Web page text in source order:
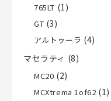
765LT (1)
GT (3)
アルトゥーラ (4)
マセラティ (8)
MC20 (2)
MCXtrema 1of62 (1)